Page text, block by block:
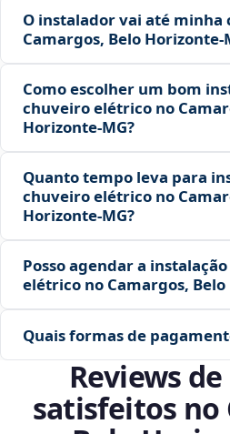
O instalador vai até minha
Camargos, Belo
Como escolher um bom
chuveiro elétrico no
Horizonte‑MG?
Quanto tempo leva para
chuveiro elétrico no
Horizonte‑MG?
Posso agendar a
elétrico no Camargos, Belo
Quais formas de
Reviews
satisfeitos no